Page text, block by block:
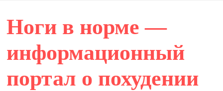
содержимому
Ноги в норме —
информационный
портал о похудении